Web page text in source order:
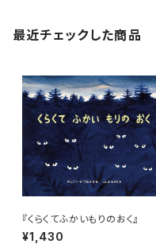
最近チェックした商品
『くらくてふかいもりのおく』
¥1,430